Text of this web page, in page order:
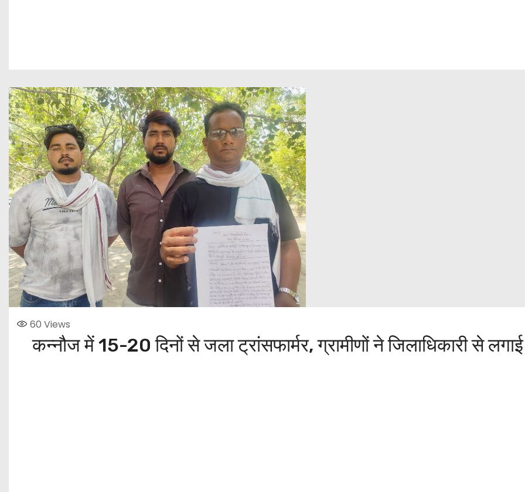
60 Views
कन्नौज में 15-20 दिनों से जला ट्रांसफार्मर, ग्रामीणों ने जिलाधिकारी से लगाई